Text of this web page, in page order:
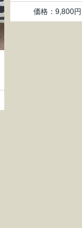
価格：9,800円